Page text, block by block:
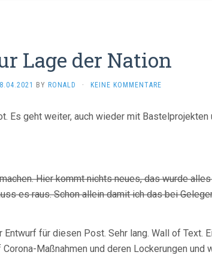
Lage der Nation
BY RONALD · KEINE KOMMENTARE
Es geht weiter, auch wieder mit Bastelprojekten
Hier kommt nichts neues, das wurde
es raus. Schon allein damit ich das bei
für diesen Post. Sehr lang. Wall of Text.
Maßnahmen und deren Lockerungen und